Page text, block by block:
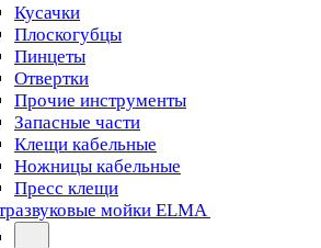
Кусачки
Плоскогубцы
Пинцеты
Отвертки
Прочие инструменты
Запасные части
Клещи кабельные
Ножницы кабельные
Пресс клещи
мойки ELMA